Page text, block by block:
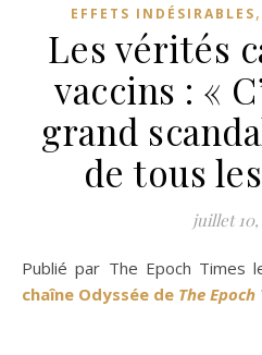
EFFETS INDÉSIRABLES,
Les vérités
vaccins : «
grand
de tous
juillet 10,
Publié par The Epoch
chaîne Odyssée de The Epoch